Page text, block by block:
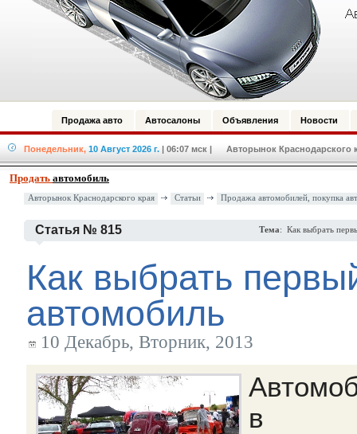
Продажа авто Автосалоны Объявления Новости
Понедельник, 10 Август 2026 г. | 06:07 мск | Авторынок Краснодарского
Продать автомобиль
Авторынок Краснодарского края Статьи Продажа автомобилей, покупка
Статья № 815 Тема: Как выбрать
Как выбрать
автомобиль
10 Декабрь, Вторник, 2013
в